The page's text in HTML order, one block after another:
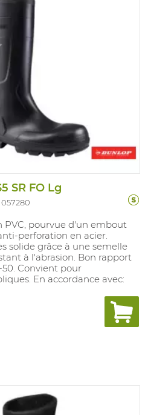
SR FO Lg
PVC, pourvue d'un embout
perforation en acier.
solide grâce à une semelle
à l'abrasion. Bon rapport
Convient pour
En accordance avec: